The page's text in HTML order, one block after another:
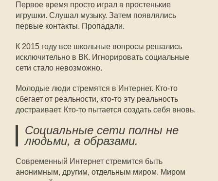
Первое время просто играл в простенькие
игрушки. Слушал музыку. Затем появлялись
первые контакты. Пропадали.
К 2015 году все школьные вопросы решались
исключительно в ВК. Игнорировать социальные
сети стало невозможно.
Молодые люди стремятся в Интернет. Кто-то
сбегает от реальности, кто-то эту реальность
достраивает. Кто-то пытается создать себя вновь.
Социальные сети полны не
людьми, а образами.
Современный Интернет стремится быть
анонимным, другим, отдельным миром. Миром